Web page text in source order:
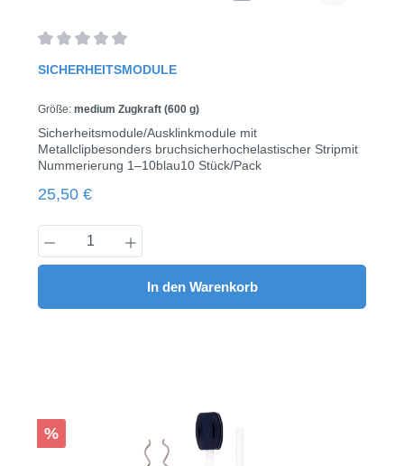
SICHERHEITSMODULE
Größe: medium Zugkraft (600 g)
Sicherheitsmodule/Ausklinkmodule mit
Metallclipbesonders bruchsicherhochelastischer Stripmit
Nummerierung 1–10blau10 Stück/Pack
Regulärer Preis:
25,50 €
Produkt Anzahl: Gib den gewünschten
In den Warenkorb
Rabatt
%